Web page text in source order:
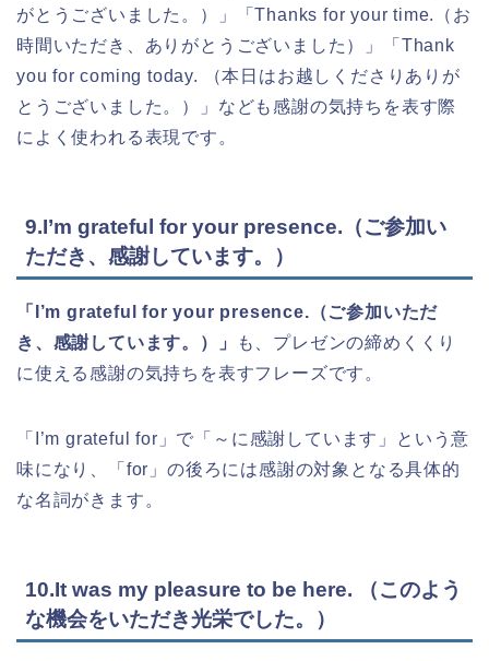
がとうございました。）」「Thanks for your time.（お
時間いただき、ありがとうございました）」「Thank
you for coming today. （本日はお越しくださりありが
とうございました。）」なども感謝の気持ちを表す際
によく使われる表現です。
9.I’m grateful for your presence.（ご参加い
ただき、感謝しています。）
「I’m grateful for your presence.（ご参加いただ
き、感謝しています。）」
も、プレゼンの締めくくり
に使える感謝の気持ちを表すフレーズです。
「I’m grateful for」で「～に感謝しています」という意
味になり、「for」の後ろには感謝の対象となる具体的
な名詞がきます。
10.It was my pleasure to be here. （このよう
な機会をいただき光栄でした。）